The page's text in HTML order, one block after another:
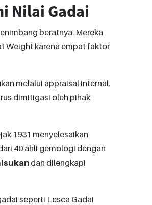
Nilai Gadai
beratnya. Mereka
Weight karena empat faktor
melalui appraisal internal.
dimitigasi oleh pihak
1931 menyelesaikan
40 ahli gemologi dengan
dan dilengkapi
seperti Lesca Gadai